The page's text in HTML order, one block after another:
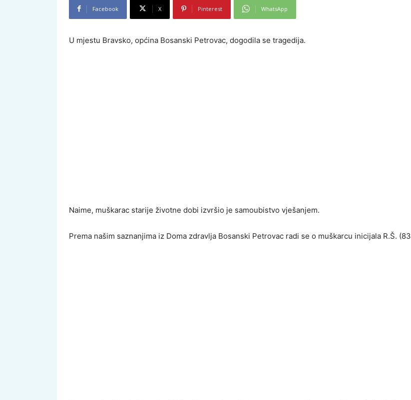
Facebook X Pinterest WhatsApp
U mjestu Bravsko, općina Bosanski Petrovac, dogodila se tragedija.
Naime, muškarac starije životne dobi izvršio je samoubistvo vješanjem.
Prema našim saznanjima iz Doma zdravlja Bosanski Petrovac radi se o muškarcu inicijala R.Š.